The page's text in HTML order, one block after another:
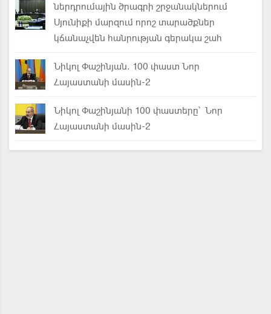
ներդրումային ծրագրի շրջանակներում
Սյունիքի մարզում որոշ տարածքներ
կճանաչվեն հանրության գերակա շահ
Նիկոլ Փաշինյան. 100 փաստ Նոր
Հայաստանի մասին-2
Նիկոլ Փաշինյանի 100 փաստերը՝ Նոր
Հայաստանի մասին-2